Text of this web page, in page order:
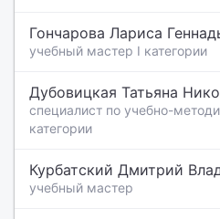
Гончарова Лариса
учебный мастер I категории
Дубовицкая Татьяна
специалист по учебно-
категории
Курбатский Дмитрий
учебный мастер